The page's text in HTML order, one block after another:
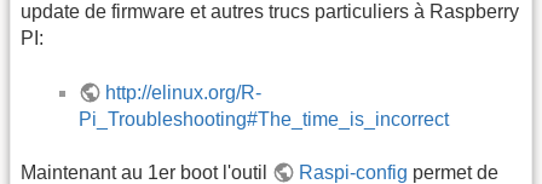
update de firmware et autres trucs particuliers à Raspberry
PI:
http://elinux.org/R-
Pi_Troubleshooting#The_time_is_incorrect
Maintenant au 1er boot l'outil Raspi-config permet de